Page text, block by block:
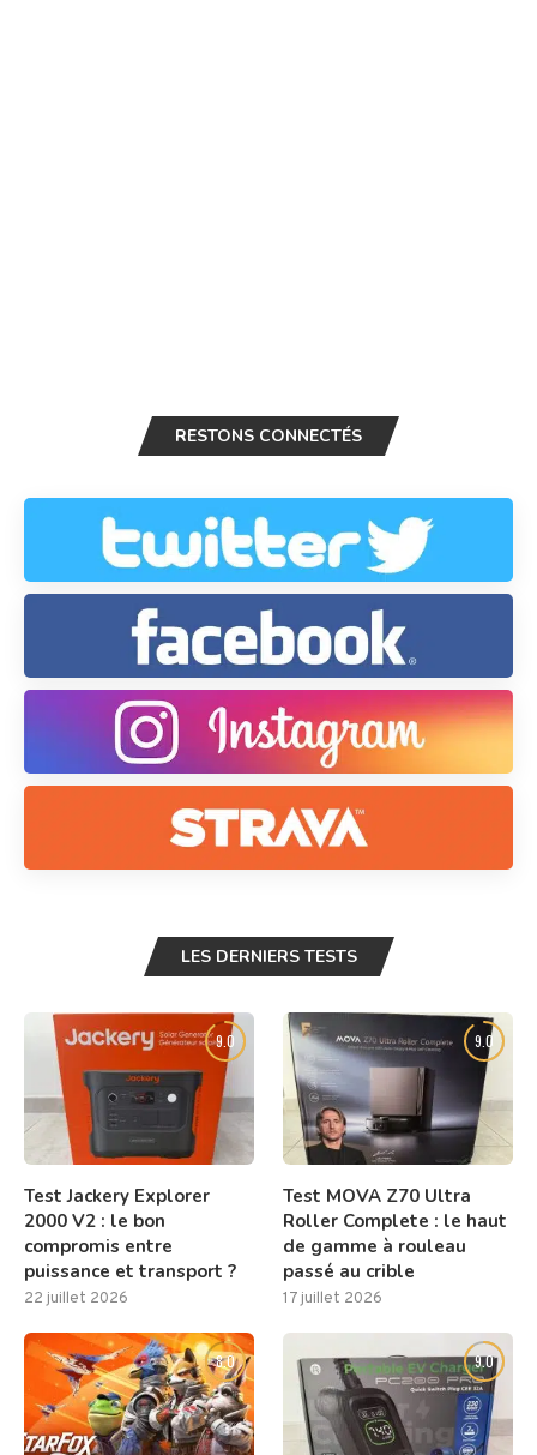
RESTONS CONNECTÉS
LES DERNIERS TESTS
9.0
Test Jackery Explorer
2000 V2 : le bon
compromis entre
puissance et transport ?
22 juillet 2026
9.0
Test MOVA Z70 Ultra
Roller Complete : le haut
de gamme à rouleau
passé au crible
17 juillet 2026
8.0 9.0